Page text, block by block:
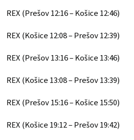
REX (Prešov 12:16 – Košice 12:46)
REX (Košice 12:08 – Prešov 12:39)
REX (Prešov 13:16 – Košice 13:46)
REX (Košice 13:08 – Prešov 13:39)
REX (Prešov 15:16 – Košice 15:50)
REX (Košice 19:12 – Prešov 19:42)